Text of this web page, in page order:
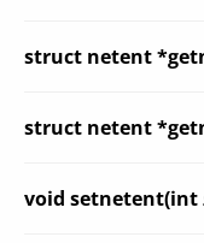
struct netent
struct netent
void setnetent(int